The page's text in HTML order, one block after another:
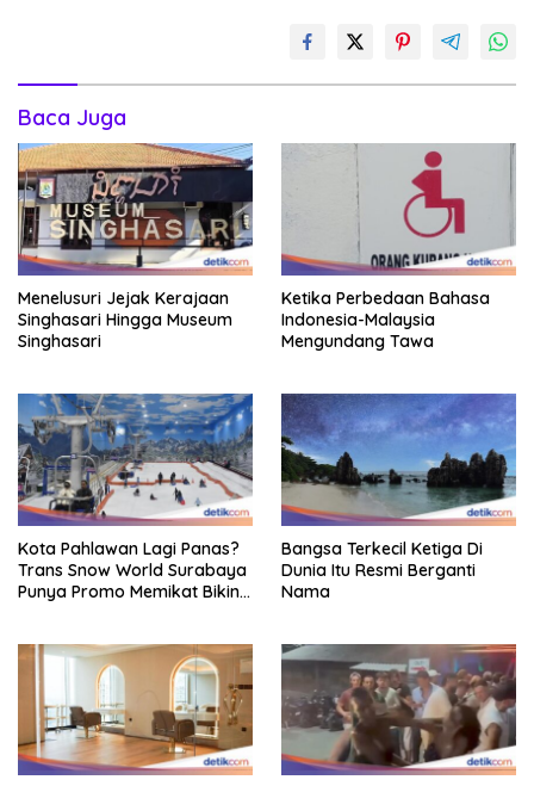
Baca Juga
Menelusuri Jejak Kerajaan
Singhasari Hingga Museum
Singhasari
Ketika Perbedaan Bahasa
Indonesia-Malaysia
Mengundang Tawa
Kota Pahlawan Lagi Panas?
Trans Snow World Surabaya
Punya Promo Memikat Bikin
Bangsa Terkecil Ketiga Di
Dunia Itu Resmi Berganti
Nama